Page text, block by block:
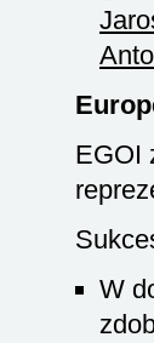
EGOI
W